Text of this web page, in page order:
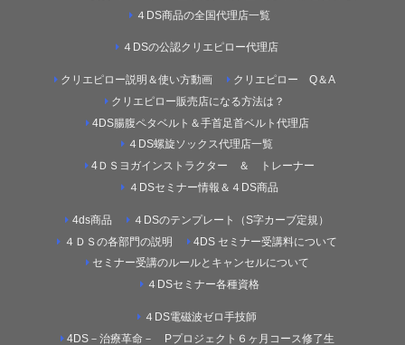
４DS商品の全国代理店一覧
４DSの公認クリエピロー代理店
クリエピロー説明＆使い方動画
クリエピロー Q＆A
クリエピロー販売店になる方法は？
4DS腸腹ペタベルト＆手首足首ベルト代理店
４DS螺旋ソックス代理店一覧
4ＤＳヨガインストラクター ＆ トレーナー
４DSセミナー情報＆４DS商品
4ds商品
４DSのテンプレート（S字カーブ定規）
４ＤＳの各部門の説明
4DS セミナー受講料について
セミナー受講のルールとキャンセルについて
４DSセミナー各種資格
４DS電磁波ゼロ手技師
4DS－治療革命－ Pプロジェクト６ヶ月コース修了生